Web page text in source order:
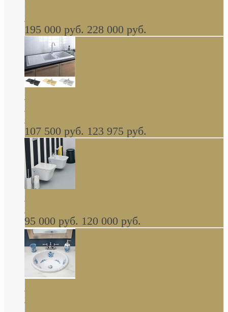
глянцевая платина В НАЛИЧИИ
195 000 руб. 228 000 руб.
керамическая мойка 1160 x 510 мм белая,
серая, черная, бежевая В НАЛИЧИИ
107 500 руб. 123 975 руб.
навесное КОМПЛЕКТ
95 000 руб. 120 000 руб.
Decorated Bathroom раковина овальная
встраиваемая для ванной с рисунком синяя